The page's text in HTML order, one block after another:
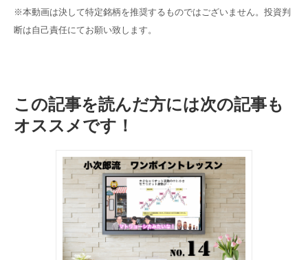
※本動画は決して特定銘柄を推奨するものではございません。 投資判
断は自己責任にてお願い致します。
この記事を読んだ方には次の記事も
オススメです！